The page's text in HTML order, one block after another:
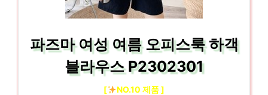
파즈마 여성 여름 오피스룩 하객
블라우스 P2302301
[ NO.10 제품 ]